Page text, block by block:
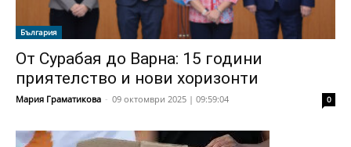
България
От Сурабая до Варна: 15 години
приятелство и нови хоризонти
Мария Граматикова - 09 октомври 2025 | 09:59:04 0